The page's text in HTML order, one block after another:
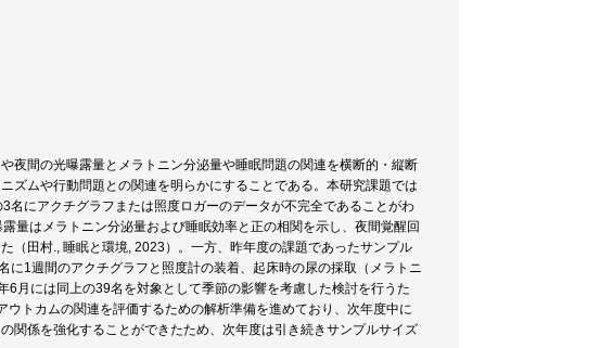
夜間の光曝露量とメラトニン分泌量や睡眠問題の関連を横断的・縦断
ズムや行動問題との関連を明らかにすることである。本研究課題では
にアクチグラフまたは照度ロガーのデータが不完全であることがわ
量はメラトニン分泌量および睡眠効率と正の相関を示し、夜間覚醒回
（田村., 睡眠と環境, 2023）。一方、昨年度の課題であったサンプル
1週間のアクチグラフと照度計の装着、起床時の尿の採取（メラトニ
月には同上の39名を対象として季節の影響を考慮した検討を行うた
トカムの関連を評価するための解析準備を進めており、次年度中に
関係を強化することができたため、次年度は引き続きサンプルサイズ